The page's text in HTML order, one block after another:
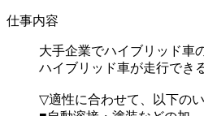
仕事内容
大手企業でハイブリッド車
ハイブリッド車が走行でき
▽適性に合わせて、以下の